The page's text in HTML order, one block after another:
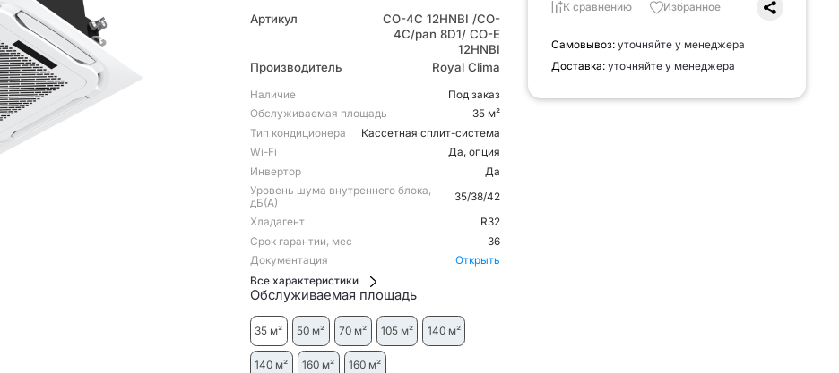
Артикул
CO-4C 12HNBI /CO-
4C/pan 8D1/ CO-E
12HNBI
Производитель
Royal Clima
Наличие
Под заказ
Обслуживаемая площадь
35 м²
Тип кондиционера
Кассетная сплит-система
Wi-Fi
Да, опция
Инвертор
Да
Уровень шума внутреннего блока,
дБ(А)
35/38/42
Хладагент
R32
Срок гарантии, мес
36
Документация
Открыть
Все характеристики
Обслуживаемая площадь
35 м² 50 м² 70 м² 105 м² 140 м²
140 м² 160 м² 160 м²
К сравнению Избранное
Самовывоз: уточняйте у менеджера
Доставка: уточняйте у менеджера